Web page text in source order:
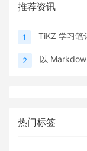
推荐资讯
1 TiKZ 学习笔
2 以
热门标签